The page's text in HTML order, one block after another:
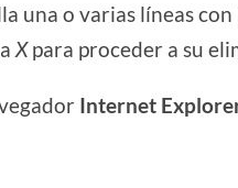
una o varias líneas con
Xpara proceder a su
Internet